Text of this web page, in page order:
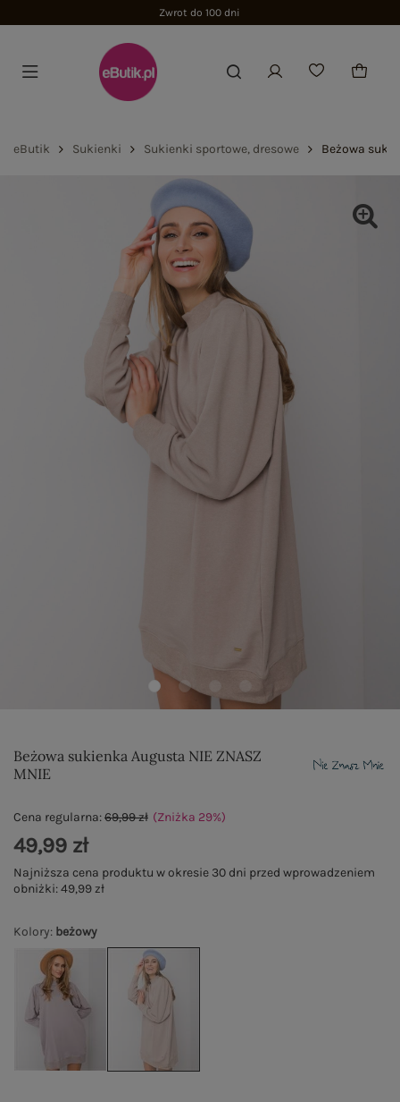
Zwrot do 100 dni
eButik Sukienki Sukienki sportowe, dresowe Beżowa
Beżowa sukienka Augusta NIE ZNASZ
MNIE
Kolory: beżowy
Cena regularna:69,99 zł (Zniżka 29%)
49,99 zł
Najniższa cena produktu w okresie 30 dni przed wprowadzeniem
obniżki:49,99 zł